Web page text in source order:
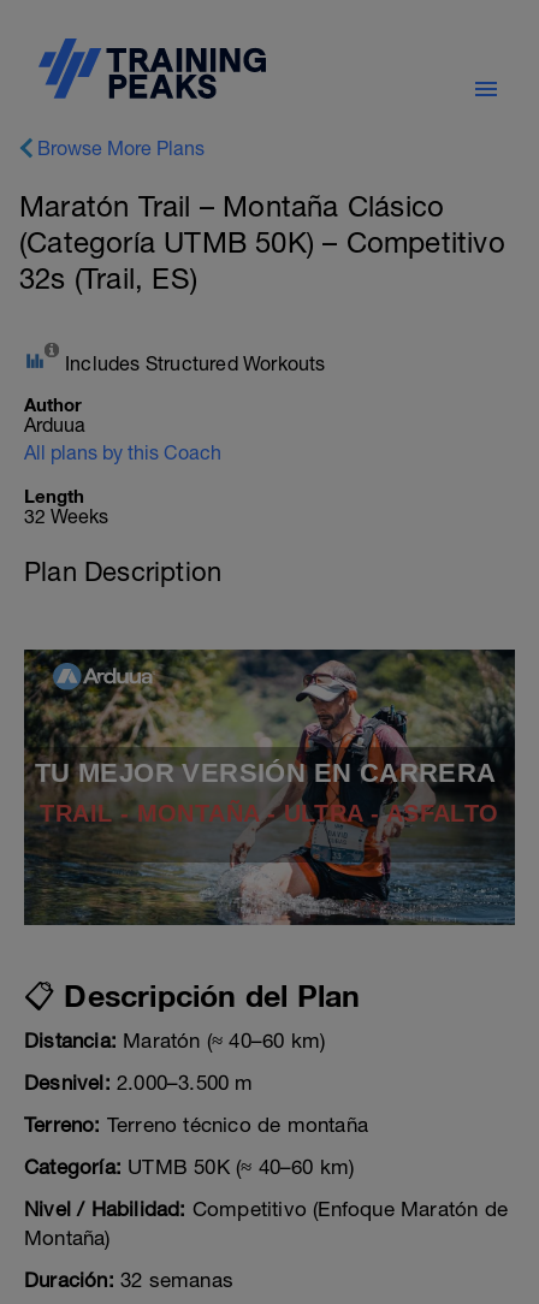
Browse More Plans
Maratón Trail – Montaña Clásico
(Categoría UTMB 50K) – Competitivo
32s (Trail, ES)
Includes Structured Workouts
Author
Arduua
All plans by this Coach
Length
32 Weeks
Plan Description
TU MEJOR VERSIÓN EN CARRERA
TRAIL - MONTAÑA - ULTRA - ASFALTO
📋 Descripción del Plan
Distancia: Maratón (≈ 40–60 km)
Desnivel: 2.000–3.500 m
Terreno: Terreno técnico de montaña
Categoría: UTMB 50K (≈ 40–60 km)
Nivel / Habilidad: Competitivo (Enfoque Maratón de
Montaña)
Duración: 32 semanas